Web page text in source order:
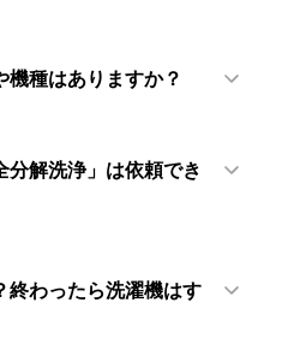
種はありますか？
解洗浄」は依頼でき
終わったら洗濯機はす